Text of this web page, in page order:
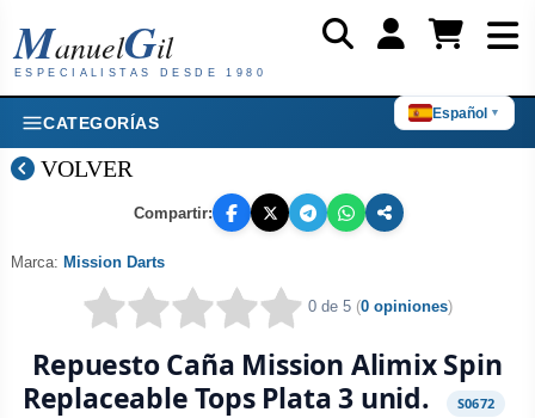
Español ▼
ManuelGil
ESPECIALISTAS DESDE 1980
CATEGORÍAS
VOLVER
Compartir:
0 de 5 (0 opiniones)
Repuesto Caña Mission Alimix Spin
Replaceable Tops Plata 3 unid.
S0672
Marca: Mission Darts